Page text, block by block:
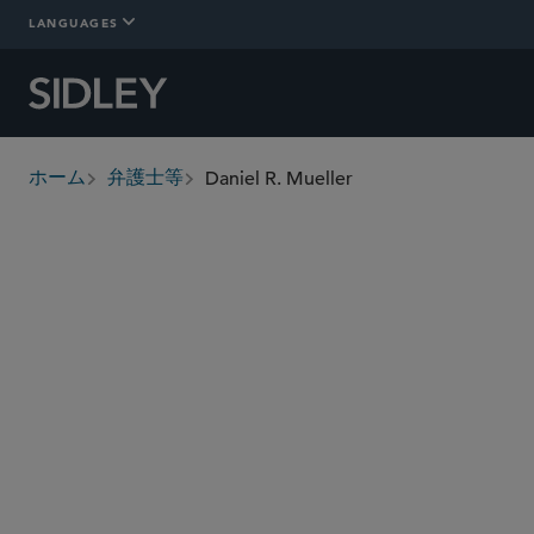
LANGUAGES
breadcrumbs
ホーム 弁護士等 Daniel R. Mueller